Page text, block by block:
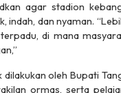
agar stadion
dan nyaman.
di mana
oleh Bupati
ormas, serta